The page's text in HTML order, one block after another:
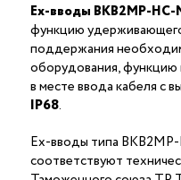
Ex-вводы ВКВ2МР-
функцию
поддержания
оборудования, функцию
в месте ввода кабеля с
IP68.
Ex-вводы типа
соответствуют